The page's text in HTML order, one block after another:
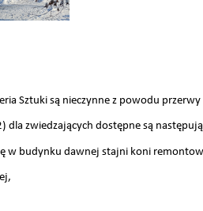
Sztuki są nieczynne z powodu
dla zwiedzających dostępne są
w budynku dawnej stajni koni